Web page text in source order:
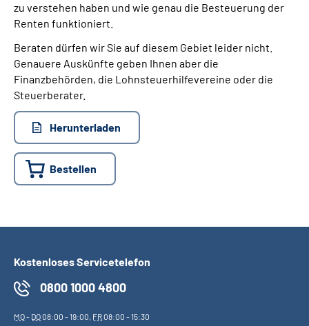
zu verstehen haben und wie genau die Besteuerung der
Renten funktioniert.
Beraten dürfen wir Sie auf diesem Gebiet leider nicht.
Genauere Auskünfte geben Ihnen aber die
Finanzbehörden, die Lohnsteuerhilfevereine oder die
Steuerberater.
Herunterladen
Bestellen
Kostenloses Servicetelefon
0800 1000 4800
MO- DO08:00 - 19:00, FR08:00 - 15:30